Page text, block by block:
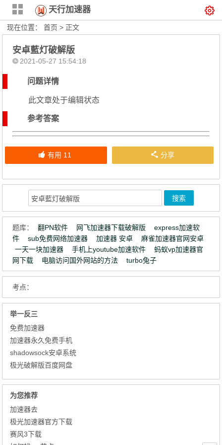
天行加速器
现在位置：首页 > 正文
安卓藍灯破解版
2021-05-27 15:54:18
问题详情
此文章处于编辑状态
参考答案
有用 11 分享
题库： 翻PN软件 网飞加速器下载破解版
express加速软
件
sub免费网络加速器 加速器 安卓
麻雀加速器官网安卓
一天一块加速器
手机上youtube加速软件
蚂蚁vp加速器官
网下载
电脑访问国外网站的方法 turbo兔子
考点：
举一反三
免费加速器
加速器永久免费手机
shadowsock安卓系统
极光破解版百度网盘
为您推荐
加速器去
极光加速器官方下载
赛风3下载